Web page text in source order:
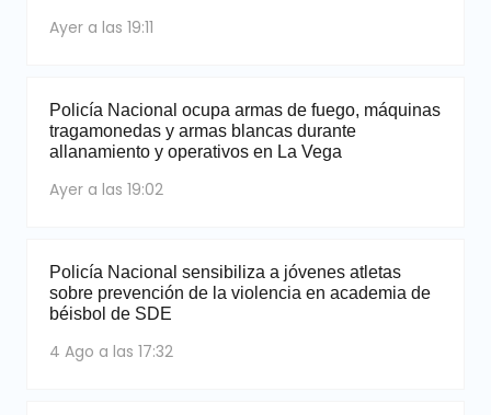
Ayer a las 19:11
Policía Nacional ocupa armas de fuego, máquinas
tragamonedas y armas blancas durante
allanamiento y operativos en La Vega
Ayer a las 19:02
Policía Nacional sensibiliza a jóvenes atletas
sobre prevención de la violencia en academia de
béisbol de SDE
4 Ago a las 17:32